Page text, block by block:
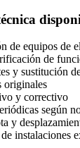
de equipos de
de
y sustitución
originales
y correctivo
según
y
instalaciones